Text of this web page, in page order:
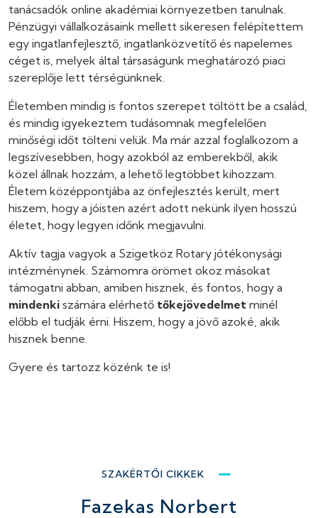
tanácsadók online akadémiai környezetben tanulnak.
Pénzügyi vállalkozásaink mellett sikeresen felépítettem
egy ingatlanfejlesztő, ingatlanközvetítő és napelemes
céget is, melyek által társaságunk meghatározó piaci
szereplője lett térségünknek.
Életemben mindig is fontos szerepet töltött be a család,
és mindig igyekeztem tudásomnak megfelelően
minőségi időt tölteni velük. Ma már azzal foglalkozom a
legszívesebben, hogy azokból az emberekből, akik
közel állnak hozzám, a lehető legtöbbet kihozzam.
Életem középpontjába az önfejlesztés került, mert
hiszem, hogy a jóisten azért adott nekünk ilyen hosszú
életet, hogy legyen időnk megjavulni.
Aktív tagja vagyok a Szigetköz Rotary jótékonysági
intézménynek. Számomra örömet okoz másokat
támogatni abban, amiben hisznek, és fontos, hogy a
mindenki számára elérhető tőkejövedelmet minél
előbb el tudják érni. Hiszem, hogy a jövő azoké, akik
hisznek benne.
Gyere és tartozz közénk te is!
SZAKÉRTŐI CIKKEK
Fazekas Norbert